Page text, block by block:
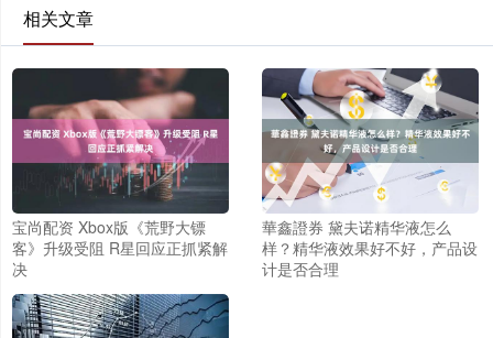
相关文章
宝尚配资 Xbox版《荒野大镖
客》升级受阻 R星回应正抓紧解
决
華鑫證券 黛夫诺精华液怎么
样？精华液效果好不好，产品设
计是否合理